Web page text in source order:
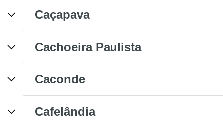
Caçapava
Cachoeira Paulista
Caconde
Cafelândia